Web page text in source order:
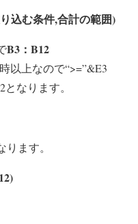
込む条件,合計の範囲)
B3：B12
以上なので“>=”&E3
となります。
ます。
)